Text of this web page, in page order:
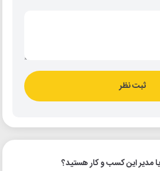
ثبت نظر
مدیر این کسب و کار هستید؟